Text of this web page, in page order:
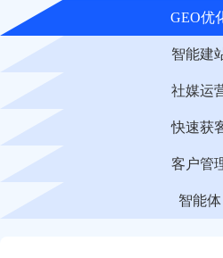
GEO优
智能建
社媒运
快速获
客户管
智能体